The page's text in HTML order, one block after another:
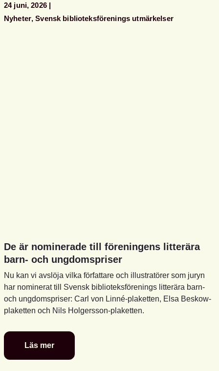
24 juni, 2026
Nyheter Svensk biblioteksförenings utmärkelser
De är nominerade till föreningens litterära
barn- och ungdomspriser
Nu kan vi avslöja vilka författare och illustratörer som juryn
har nominerat till Svensk biblioteksförenings litterära barn-
och ungdomspriser: Carl von Linné-plaketten, Elsa Beskow-
plaketten och Nils Holgersson-plaketten.
Läs mer
De
är